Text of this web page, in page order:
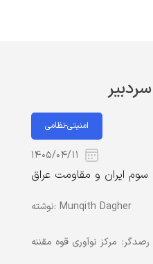
امنیتی-نظامی
۱۴۰۵/۰۴/۱۱
سوم ایران و مقاومت عراق
نوشته: Munqith Dagher
رصدگر: مرکز نوآوری قوه مقننه